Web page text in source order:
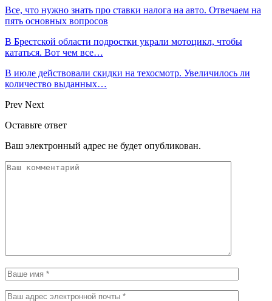
Все, что нужно знать про ставки налога на авто. Отвечаем на
пять основных вопросов
В Брестской области подростки украли мотоцикл, чтобы
кататься. Вот чем все…
В июле действовали скидки на техосмотр. Увеличилось ли
количество выданных…
Prev Next
Оставьте ответ
Ваш электронный адрес не будет опубликован.